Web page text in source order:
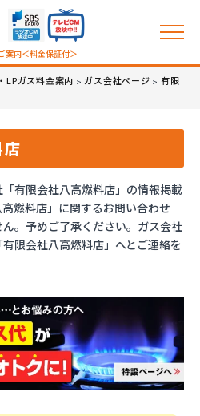
案内＜料金保証付＞
LPガス料金案内 >ガス会社ページ > 有限
有限会社八高燃料店」の情報掲載
燃料店」に関するお問い合わせ
。予めご了承ください。ガス会社
限会社八高燃料店」へとご連絡を